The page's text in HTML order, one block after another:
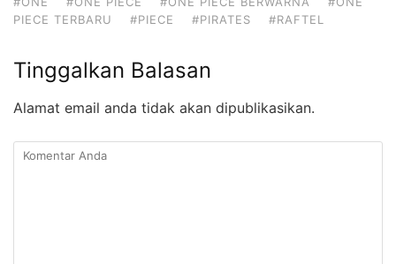
PIECE TERBARU
#PIECE #PIRATES #RAFTEL
Tinggalkan Balasan
Alamat email anda tidak akan dipublikasikan.